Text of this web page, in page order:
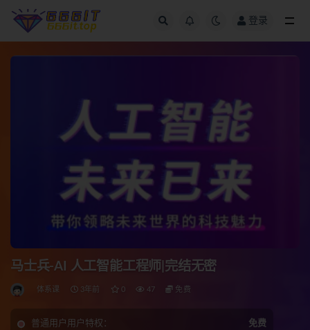
登录
马士兵-AI 人工智能工程师|完结无密
体系课 3年前 0 47 免费
普通用户用户特权： 免费